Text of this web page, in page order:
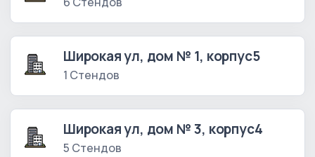
Широкая ул, дом № 1, корпус5
1 Стендов
Широкая ул, дом № 3, корпус4
5 Стендов